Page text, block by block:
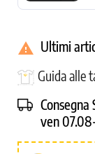
 Ultimi
Guida alle
Consegna
ven